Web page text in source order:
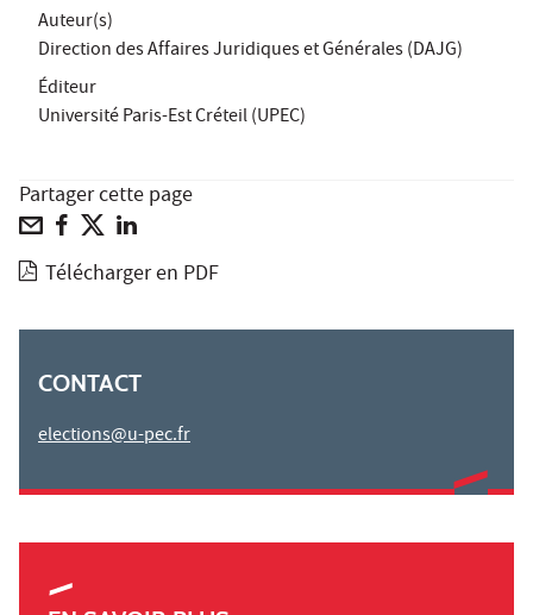
Auteur(s)
Direction des Affaires Juridiques et Générales (DAJG)
Éditeur
Université Paris-Est Créteil (UPEC)
Partager cette page
Télécharger en PDF
CONTACT
elections@u-pec.fr